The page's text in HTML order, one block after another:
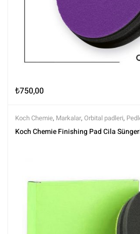
₺750,00
Koch Chemie, Markalar, Orbital padleri,
Polisaj,Polisaj ve Parlatma,Tüm Ürünler,
Koch Chemie Finishing Pad Cila